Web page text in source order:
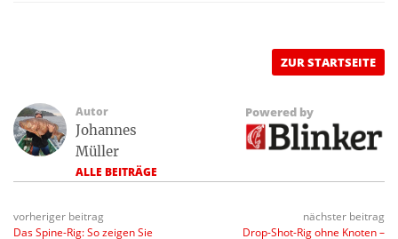
ZUR STARTSEITE
Autor
Johannes
Müller
ALLE BEITRÄGE
Powered by
vorheriger beitrag
Das Spine-Rig: So zeigen Sie
nächster beitrag
Drop-Shot-Rig ohne Knoten –